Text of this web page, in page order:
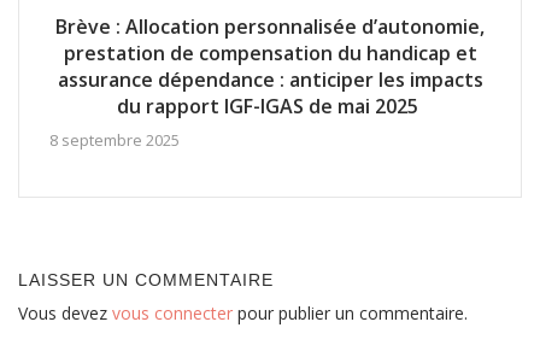
Brève : Allocation personnalisée d’autonomie,
prestation de compensation du handicap et
assurance dépendance : anticiper les impacts
du rapport IGF-IGAS de mai 2025
8 septembre 2025
LAISSER UN COMMENTAIRE
Vous devez vous connecter pour publier un commentaire.